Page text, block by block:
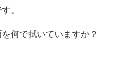
。
何で拭いていますか？